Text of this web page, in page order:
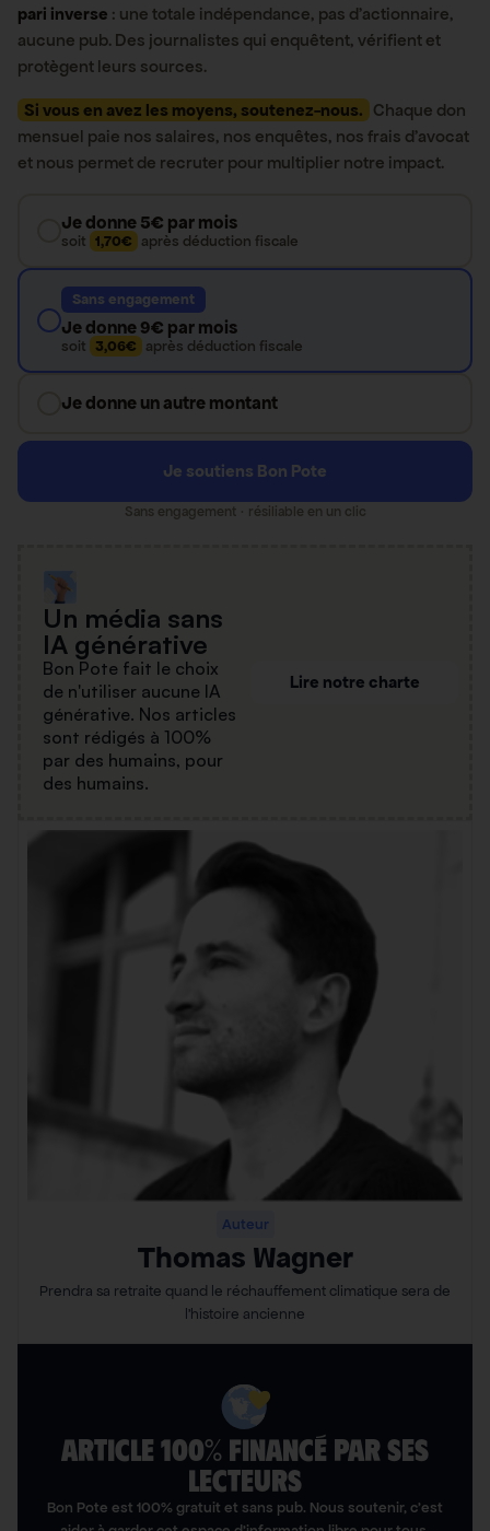
pari inverse : une totale indépendance, pas d’actionnaire,
aucune pub. Des journalistes qui enquêtent, vérifient et
protègent leurs sources.
Si vous en avez les moyens, soutenez-nous. Chaque don
mensuel paie nos salaires, nos enquêtes, nos frais d’avocat
et nous permet de recruter pour multiplier notre impact.
Je donne 5€ par mois
soit 1,70€ après déduction fiscale
Sans engagement
Je donne 9€ par mois
soit 3,06€ après déduction fiscale
Je donne un autre montant
Je soutiens Bon Pote
Sans engagement · résiliable en un clic
Un média sans
IA générative
Bon Pote fait le choix
de n'utiliser aucune IA
générative. Nos articles
sont rédigés à 100%
par des humains, pour
des humains.
Lire notre charte
Auteur
Thomas Wagner
Prendra sa retraite quand le réchauffement climatique sera de
l’histoire ancienne
ARTICLE 100% FINANCÉ PAR SES
LECTEURS​
Bon Pote est 100% gratuit et sans pub. Nous soutenir, c’est